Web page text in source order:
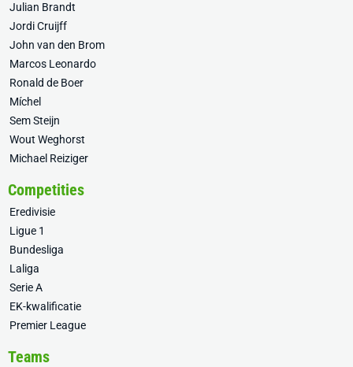
Julian Brandt
Jordi Cruijff
John van den Brom
Marcos Leonardo
Ronald de Boer
Míchel
Sem Steijn
Wout Weghorst
Michael Reiziger
Competities
Eredivisie
Ligue 1
Bundesliga
Laliga
Serie A
EK-kwalificatie
Premier League
Teams